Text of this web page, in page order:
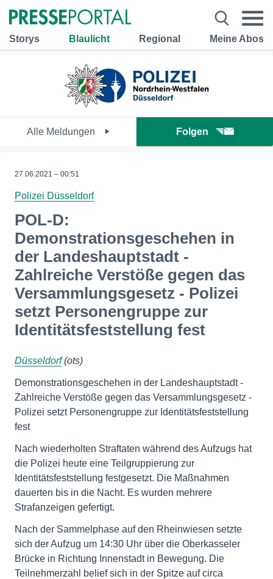
Storys Blaulicht Regional Meine Abos
Alle Meldungen Folgen
27.06.2021 – 00:51
Polizei Düsseldorf
POL-D:
Demonstrationsgeschehen in
der Landeshauptstadt -
Zahlreiche Verstöße gegen das
Versammlungsgesetz - Polizei
setzt Personengruppe zur
Identitätsfeststellung fest
Düsseldorf(ots)
Demonstrationsgeschehen in der Landeshauptstadt -
Zahlreiche Verstöße gegen das Versammlungsgesetz -
Polizei setzt Personengruppe zur Identitätsfeststellung
fest
Nach wiederholten Straftaten während des Aufzugs hat
die Polizei heute eine Teilgruppierung zur
Identitätsfeststellung festgesetzt. Die Maßnahmen
dauerten bis in die Nacht. Es wurden mehrere
Strafanzeigen gefertigt.
Nach der Sammelphase auf den Rheinwiesen setzte
sich der Aufzug um 14:30 Uhr über die Oberkasseler
Brücke in Richtung Innenstadt in Bewegung. Die
Teilnehmerzahl belief sich in der Spitze auf circa